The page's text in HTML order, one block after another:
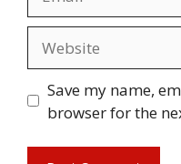
Save my name,
browser for the